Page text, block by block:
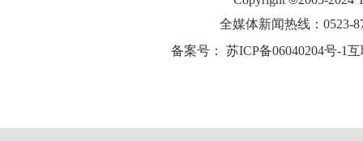
全媒体新闻热线：0523-
备案号： 苏ICP备06040204号-1互